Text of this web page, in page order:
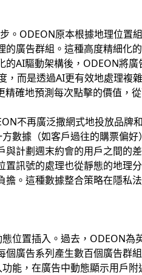
。ODEON原本根據地理位置
廣告群組。這種高度精細化
AI驅動架構後，ODEON將
而是透過AI更有效地處理複
確地預測每次點擊的價值，
不再廣泛撒網式地投放品牌
數據（如客戶過往的購票偏
計劃週末約會的用戶之間的
訊號的處理也從靜態的地理
。這種數據整合策略在隱私
位置插入。過去，ODEON為
廣告系列產生數百個廣告群
能，在廣告中動態顯示用戶